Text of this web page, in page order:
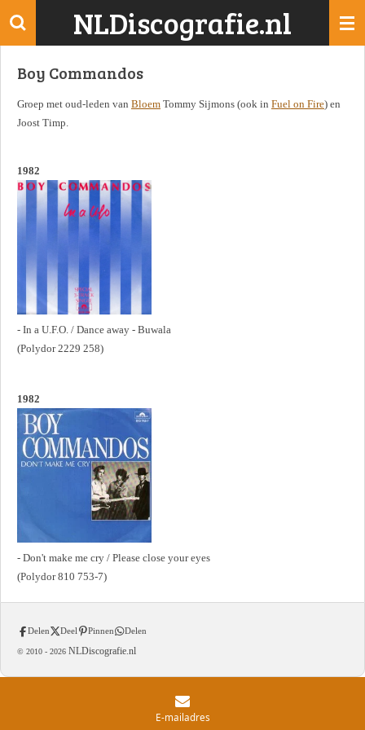
Ga
de
NLDiscografie.nl
Boy Commandos
Groep met oud-leden van Bloem Tommy Sijmons (ook in Fuel on Fire) en
Joost Timp.
1982
- In a U.F.O. / Dance away - Buwala
(Polydor 2229 258)
1982
- Don't make me cry / Please close your eyes
(Polydor 810 753-7)
Delen Deel Pinnen Delen
© 2010 - 2026 NLDiscografie.nl
E-mailadres